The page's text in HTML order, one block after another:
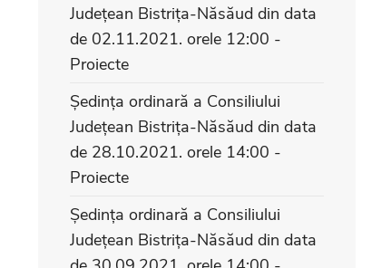
Județean Bistrița-Năsăud din data
de 02.11.2021. orele 12:00 -
Proiecte
Ședința ordinară a Consiliului
Județean Bistrița-Năsăud din data
de 28.10.2021. orele 14:00 -
Proiecte
Ședința ordinară a Consiliului
Județean Bistrița-Năsăud din data